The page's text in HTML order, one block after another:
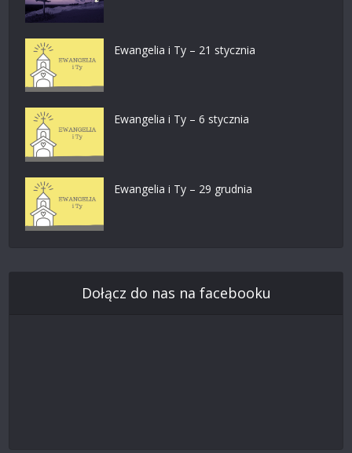
Ewangelia i Ty – 21 stycznia
Ewangelia i Ty – 6 stycznia
Ewangelia i Ty – 29 grudnia
Dołącz do nas na facebooku